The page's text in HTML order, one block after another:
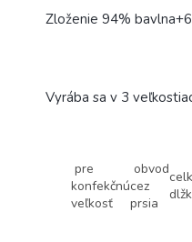
Zloženie 94%
Vyrába sa v 3
pre
konfekčnú
veľkosť
obvod
cez
prsia